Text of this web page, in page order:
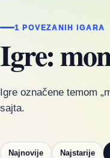
1 POVEZANIH IGARA
Igre:
Igre označene temom
sajta.
Najnovije Najstarije